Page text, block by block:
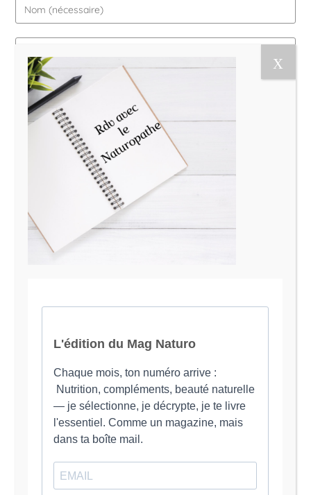
Le Magazine Naturo
Je suis Evy, Naturopathe spécialisée dans
l’accompagnement des femmes en préménopause et
ménopause